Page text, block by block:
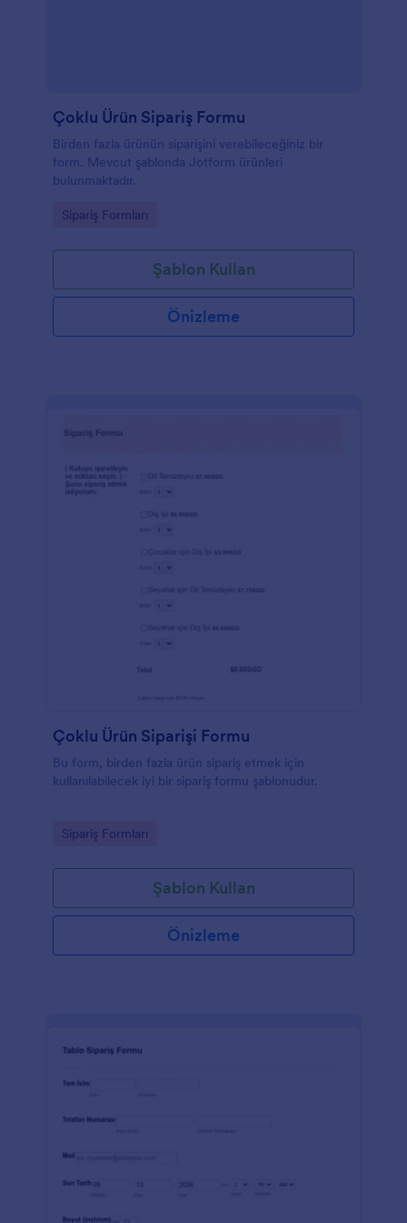
Çoklu Ürün Sipariş Formu
Birden fazla ürünün siparişini verebileceğiniz bir
form. Mevcut şablonda Jotform ürünleri
bulunmaktadır.
Go to Category:
Sipariş Formları
Şablon Kullan
Önizleme
Çoklu Ürün Siparişi Formu
Bu form, birden fazla ürün sipariş etmek için
kullanılabilecek iyi bir sipariş formu şablonudur.
Go to Category:
Sipariş Formları
Şablon Kullan
Önizleme